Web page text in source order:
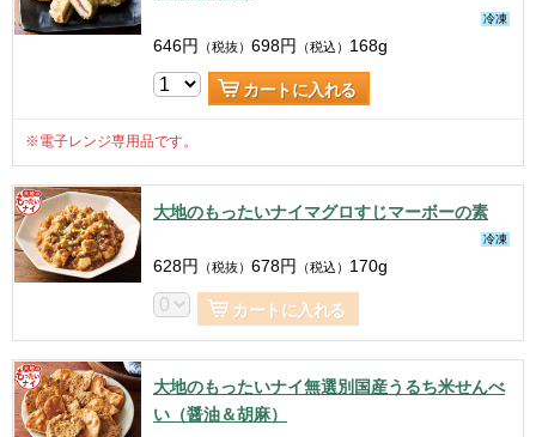
冷凍
646円 （税抜） 698円 （税込） 168g
カートに入れる
※電子レンジ専用品です。
大地のもったいナイマグロすじマーボーの素
冷凍
628円 （税抜） 678円 （税込） 170g
カートに入れる
大地のもったいナイ無選別国産うるち米せんべ
い（醤油＆胡麻）